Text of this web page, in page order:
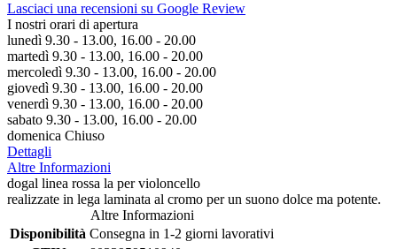
Lasciaci una recensioni su Google Review
I nostri orari di apertura
lunedì 9.30 - 13.00, 16.00 - 20.00
martedì 9.30 - 13.00, 16.00 - 20.00
mercoledì 9.30 - 13.00, 16.00 - 20.00
giovedì 9.30 - 13.00, 16.00 - 20.00
venerdì 9.30 - 13.00, 16.00 - 20.00
sabato 9.30 - 13.00, 16.00 - 20.00
domenica Chiuso
Dettagli
Altre Informazioni
dogal linea rossa la per violoncello
realizzate in lega laminata al cromo per un suono dolce ma potente.
Altre Informazioni
Disponibilità Consegna in 1-2 giorni lavorativi